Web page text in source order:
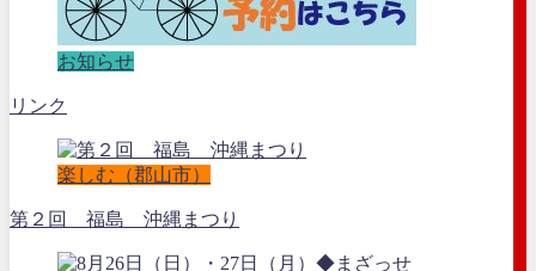
お知らせ
リンク
楽しむ（郡山市）
第２回 福島 沖縄まつり